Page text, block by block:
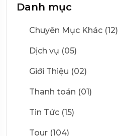
Danh mục
Chuyên Mục Khác (12)
Dịch vụ (05)
Giới Thiệu (02)
Thanh toán (01)
Tin Tức (15)
Tour (104)